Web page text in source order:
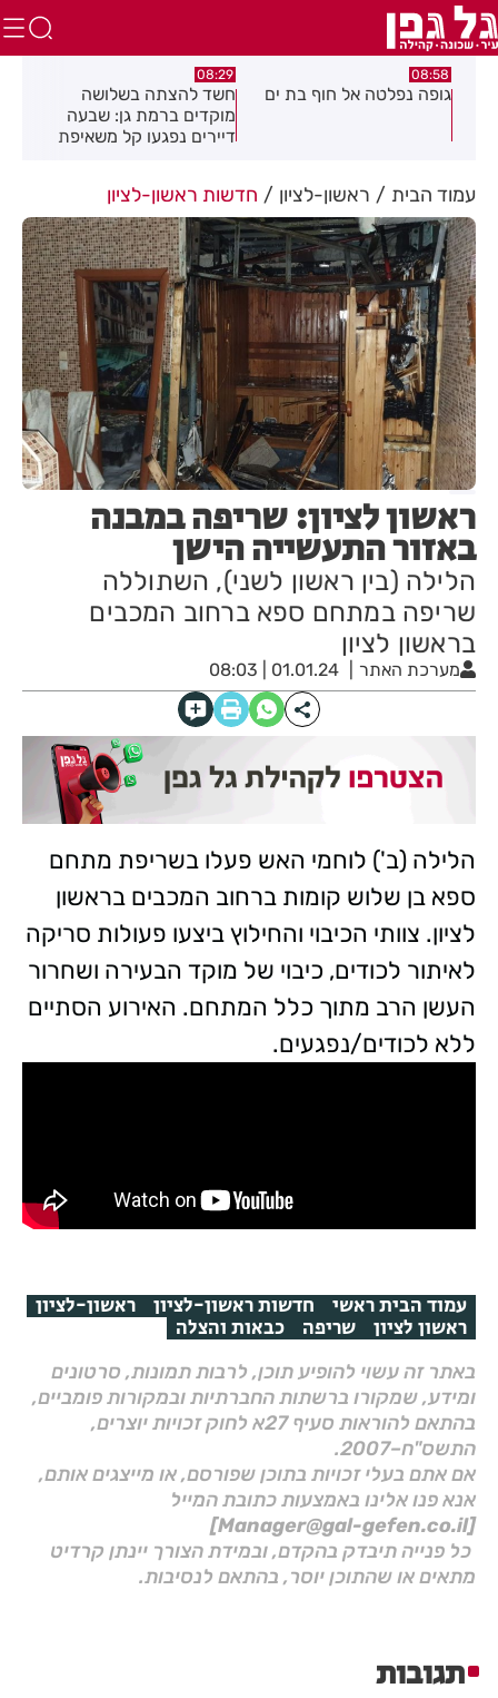
08:58
גופה נפלטה אל חוף בת ים
08:29
חשד להצתה בשלושה
מוקדים ברמת גן: שבעה
דיירים נפגעו קל משאיפת
עמוד הבית ראשון-לציון חדשות ראשון-לציון
ראשון לציון: שריפה במבנה
באזור התעשייה הישן
הלילה (בין ראשון לשני), השתוללה
שריפה במתחם ספא ברחוב המכבים
בראשון לציון
מערכת האתר 01.01.24 | 08:03
הלילה (ב') לוחמי האש פעלו בשריפת מתחם
ספא בן שלוש קומות ברחוב המכבים בראשון
לציון. צוותי הכיבוי והחילוץ ביצעו פעולות סריקה
לאיתור לכודים, כיבוי של מוקד הבעירה ושחרור
העשן הרב מתוך כלל המתחם. האירוע הסתיים
ללא לכודים/נפגעים.
עמוד הבית ראשי חדשות ראשון-לציון ראשון-לציון
ראשון לציון שריפה כבאות והצלה
באתר זה עשוי להופיע תוכן, לרבות תמונות, סרטונים
ומידע, שמקורו ברשתות החברתיות ובמקורות פומביים,
בהתאם להוראות סעיף 27א לחוק זכויות יוצרים,
התשס"ח–2007.
אם אתם בעלי זכויות בתוכן שפורסם, או מייצגים אותם,
אנא פנו אלינו באמצעות כתובת המייל
[Manager@gal-gefen.co.il]
כל פנייה תיבדק בהקדם, ובמידת הצורך יינתן קרדיט
מתאים או שהתוכן יוסר, בהתאם לנסיבות.
תגובות